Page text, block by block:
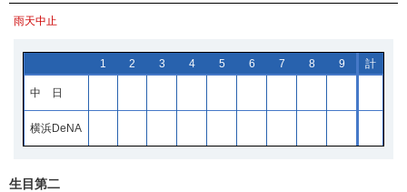
雨天中止
1 2 3 4 5 6 7 8 9 計
中 日
横浜DeNA
生目第二